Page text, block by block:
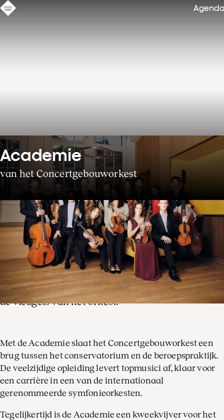
Academie
van het Concertgebouworkest
De Academie van het Concertgebouworkest is al
bijna 25 jaar het opleidingsinstituut van het
Koninklijk Concertgebouworkest. Europese
toptalenten bekronen hun muzikale opleiding
met een persoonlijk ontwikkelingstraject onder
de vleugels van het orkest.
Met de Academie slaat het Concertgebouworkest een
brug tussen het conservatorium en de beroepspraktijk.
De veelzijdige opleiding levert topmusici af, klaar voor
een carrière in een van de internationaal
gerenommeerde symfonieorkesten.
Tegelijkertijd is de Academie een kweekvijver voor het